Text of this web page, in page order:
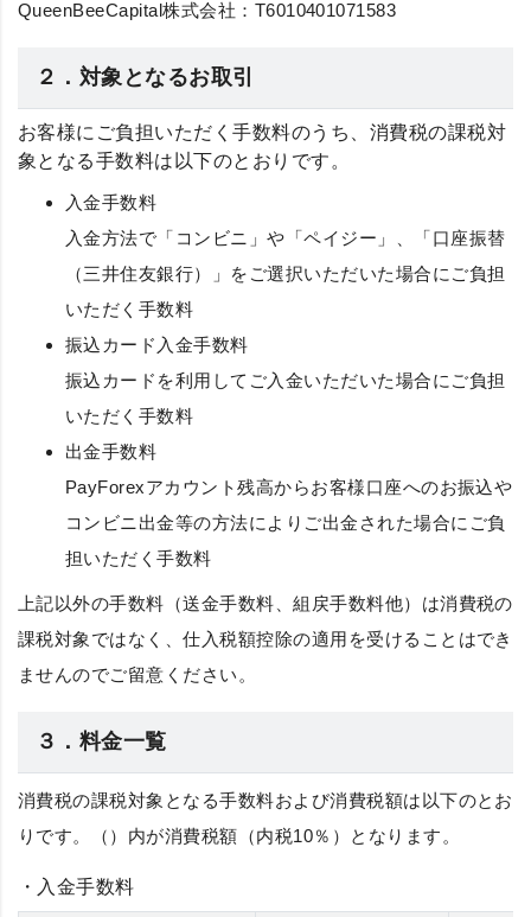
QueenBeeCapital株式会社：T6010401071583
２．対象となるお取引
お客様にご負担いただく手数料のうち、消費税の課税対
象となる手数料は以下のとおりです。
入金手数料
入金方法で「コンビニ」や「ペイジー」、「口座振替
（三井住友銀行）」をご選択いただいた場合にご負担
いただく手数料
振込カード入金手数料
振込カードを利用してご入金いただいた場合にご負担
いただく手数料
出金手数料
PayForexアカウント残高からお客様口座へのお振込や
コンビニ出金等の方法によりご出金された場合にご負
担いただく手数料
上記以外の手数料（送金手数料、組戻手数料他）は消費税の
課税対象ではなく、仕入税額控除の適用を受けることはでき
ませんのでご留意ください。
３．料金一覧
消費税の課税対象となる手数料および消費税額は以下のとお
りです。（）内が消費税額（内税10％）となります。
・入金手数料